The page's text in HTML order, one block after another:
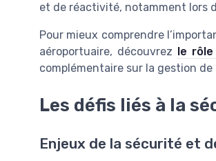
et de réactivité, notamment lors
Pour mieux comprendre
aéroportuaire, découvrez le
complémentaire sur la gestion
Les défis liés à la
Enjeux de la sécurité et